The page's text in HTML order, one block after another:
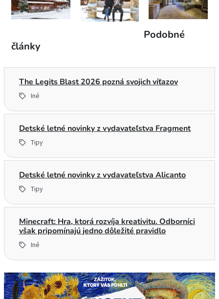
Podobné
články
The Legits Blast 2026 pozná svojich víťazov
Iné
Detské letné novinky z vydavateľstva Fragment
Tipy
Detské letné novinky z vydavateľstva Alicanto
Tipy
Minecraft: Hra, ktorá rozvíja kreativitu. Odborníci
však pripomínajú jedno dôležité pravidlo
Iné